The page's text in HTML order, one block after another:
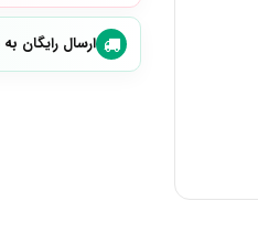
ارسال رایگان به